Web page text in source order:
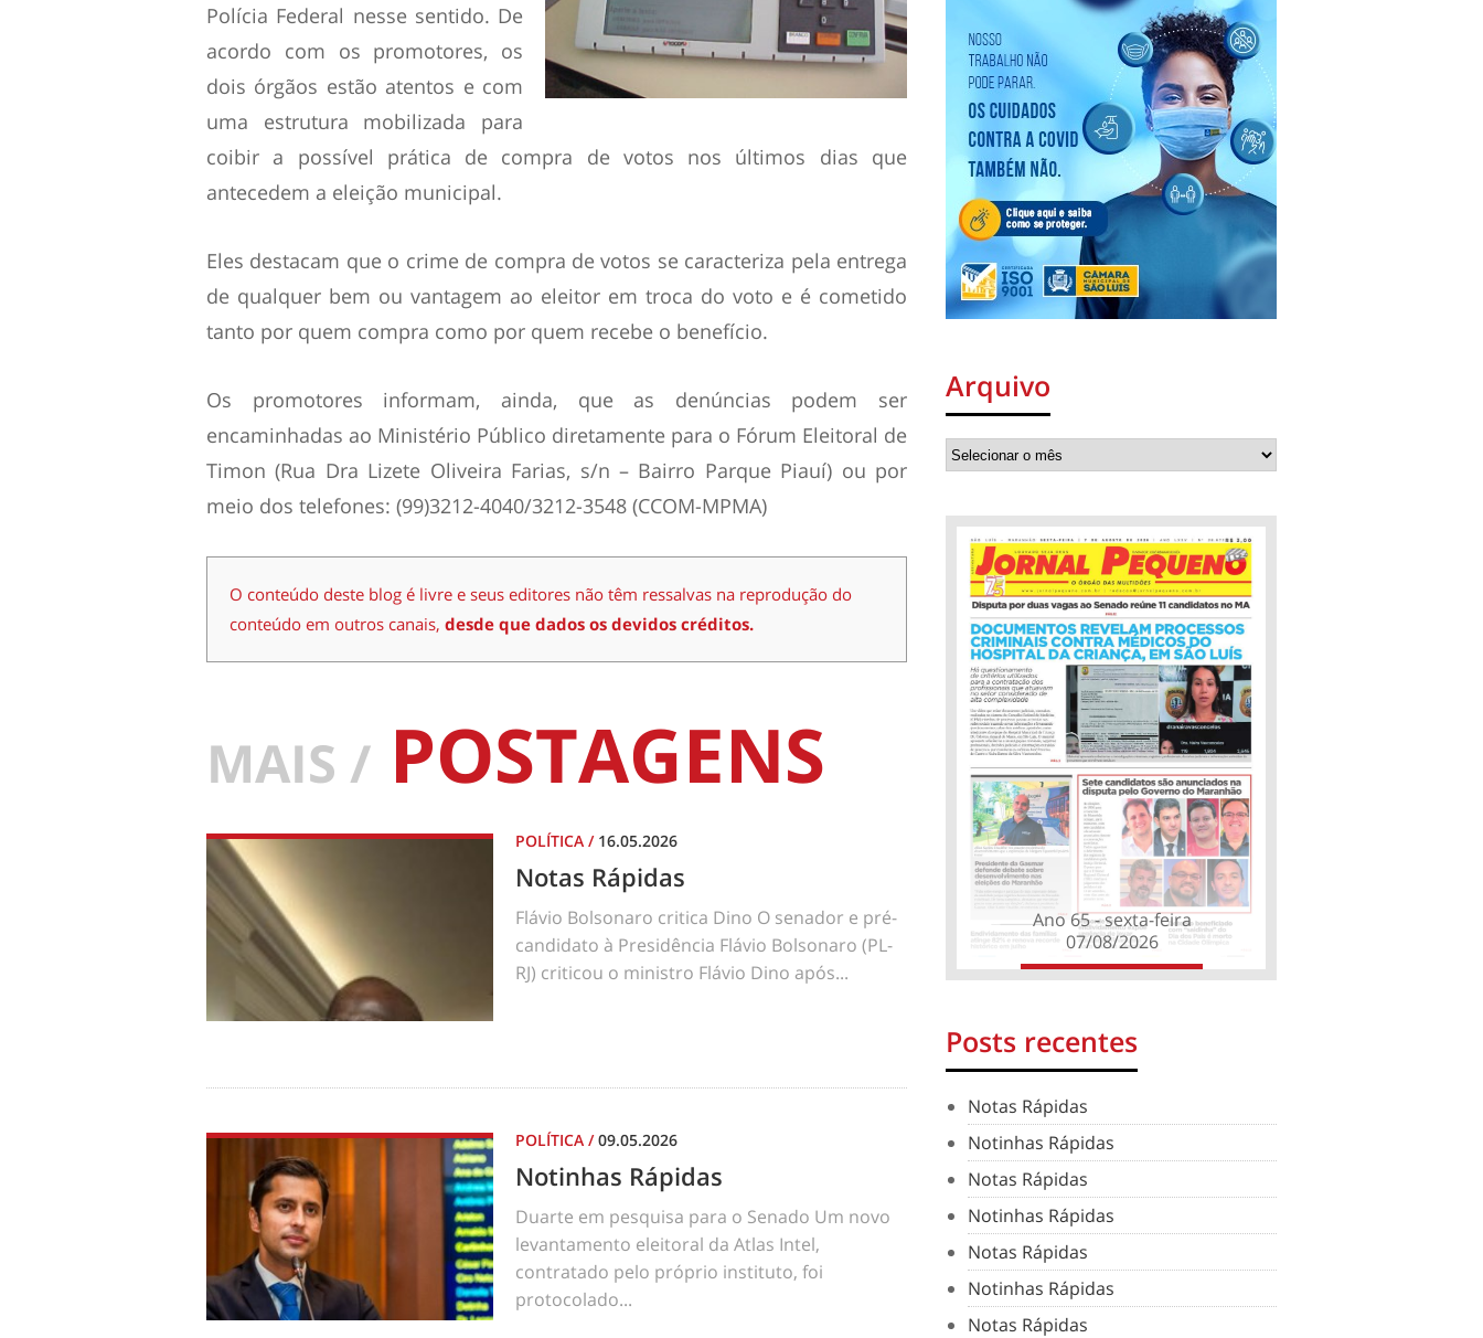
Polícia Federal nesse sentido. De
acordo com os promotores, os
dois órgãos estão atentos e com
uma estrutura mobilizada para
coibir a possível prática de compra de votos nos últimos dias que
antecedem a eleição municipal.
Eles destacam que o crime de compra de votos se caracteriza pela entrega
de qualquer bem ou vantagem ao eleitor em troca do voto e é cometido
tanto por quem compra como por quem recebe o benefício.
Os promotores informam, ainda, que as denúncias podem ser
encaminhadas ao Ministério Público diretamente para o Fórum Eleitoral de
Timon (Rua Dra Lizete Oliveira Farias, s/n – Bairro Parque Piauí) ou por
meio dos telefones: (99)3212-4040/3212-3548 (CCOM-MPMA)
O conteúdo deste blog é livre e seus editores não têm ressalvas na reprodução do
conteúdo em outros canais, desde que dados os devidos créditos.
MAIS / POSTAGENS
POLÍTICA / 16.05.2026
Notas Rápidas
Flávio Bolsonaro critica Dino O senador e pré-
candidato à Presidência Flávio Bolsonaro (PL-
RJ) criticou o ministro Flávio Dino após...
POLÍTICA /09.05.2026
Notinhas Rápidas
Duarte em pesquisa para o Senado Um novo
levantamento eleitoral da Atlas Intel,
contratado pelo próprio instituto, foi
protocolado...
Arquivo
Ano 65 - sexta-feira
07/08/2026
Posts recentes
Notas Rápidas
Notinhas Rápidas
Notas Rápidas
Notinhas Rápidas
Notas Rápidas
Notinhas Rápidas
Notas Rápidas